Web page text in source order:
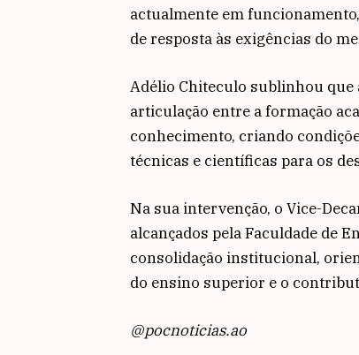
actualmente em
de resposta às exigências do
Adélio Chiteculo sublinhou que
articulação entre a formação
conhecimento, criando
técnicas e científicas para os
Na sua intervenção, o Vice-
alcançados pela Faculdade de
consolidação institucional,
do ensino superior e o
@pocnoticias.ao